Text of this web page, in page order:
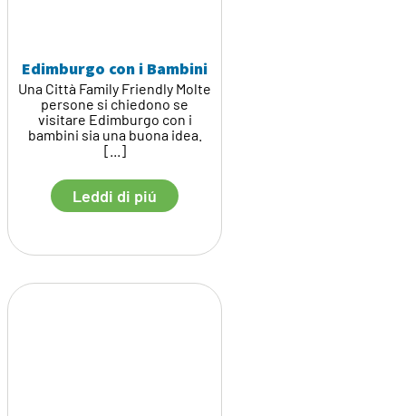
Edimburgo con i Bambini
Una Città Family Friendly Molte
persone si chiedono se
visitare Edimburgo con i
bambini sia una buona idea.
[...]
Leddi di piú